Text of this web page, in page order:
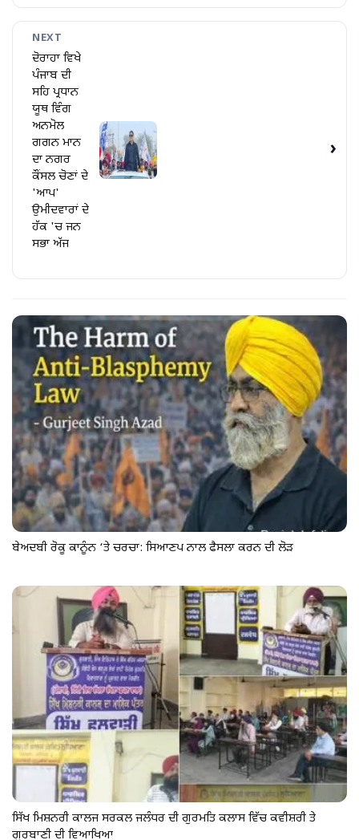
NEXT
ਦੋਰਾਹਾ ਵਿਖੇ
ਪੰਜਾਬ ਦੀ
ਸਹਿ ਪ੍ਰਧਾਨ
ਯੂਥ ਵਿੰਗ
ਅਨਮੋਲ
ਗਗਨ ਮਾਨ
ਦਾ ਨਗਰ
ਕੌਂਸਲ ਚੋਣਾਂ ਦੇ
'ਆਪ'
ਉਮੀਦਵਾਰਾਂ ਦੇ
ਹੱਕ 'ਚ ਜਨ
ਸਭਾ ਅੱਜ
›
ਬੇਅਦਬੀ ਰੋਕੂ ਕਾਨੂੰਨ ‘ਤੇ ਚਰਚਾ: ਸਿਆਣਪ ਨਾਲ ਫੈਸਲਾ ਕਰਨ ਦੀ ਲੋੜ
ਸਿੱਖ ਮਿਸ਼ਨਰੀ ਕਾਲਜ ਸਰਕਲ ਜਲੰਧਰ ਦੀ ਗੁਰਮਤਿ ਕਲਾਸ ਵਿੱਚ ਕਵੀਸ਼ਰੀ ਤੇ
ਗੁਰਬਾਣੀ ਦੀ ਵਿਆਖਿਆ